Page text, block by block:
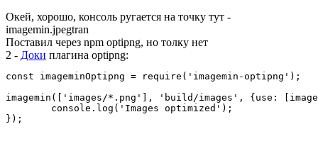
Окей, хорошо, консоль ругается на точку тут -
imagemin.jpegtran
Поставил через npm optipng, но толку нет
2 - Доки плагина optipng:
const imageminOptipng = require('imagemin-optipng');
imagemin(['images/*.png'], 'build/images', {use:
});